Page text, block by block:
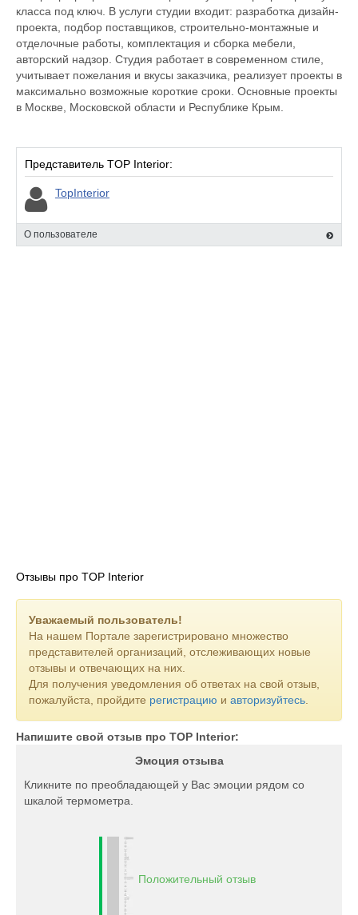
класса под ключ. В услуги студии входит: разработка дизайн-
проекта, подбор поставщиков, строительно-монтажные и
отделочные работы, комплектация и сборка мебели,
авторский надзор. Студия работает в современном стиле,
учитывает пожелания и вкусы заказчика, реализует проекты в
максимально возможные короткие сроки. Основные проекты
в Москве, Московской области и Республике Крым.
Представитель TOP Interior:
TopInterior
О пользователе
Отзывы про TOP Interior
Уважаемый пользователь!
На нашем Портале зарегистрировано множество
представителей организаций, отслеживающих новые
отзывы и отвечающих на них.
Для получения уведомления об ответах на свой отзыв,
пожалуйста, пройдите регистрацию и авторизуйтесь
Напишите свой отзыв про TOP Interior:
Эмоция отзыва
Кликните по преобладающей у Вас эмоции рядом со
шкалой термометра.
Положительный отзыв